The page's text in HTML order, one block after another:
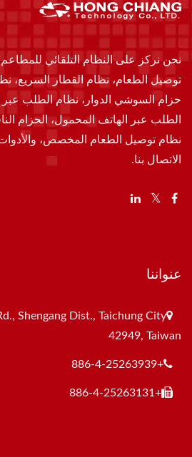
نحن نركز على النظام التلقائي
توصيل الطعام، نظام القطار السريع،
حزام السوشي الدوار، نظام الطلب عبر
الطلب عبر الهاتف المحمول، الحزام
نظام توصيل الطعام المخصص،
الاتصال بنا.
عنواننا
Shengang Dist., Taichung City
42949, Taiwan
+886-4-25263939
+886-4-25263131